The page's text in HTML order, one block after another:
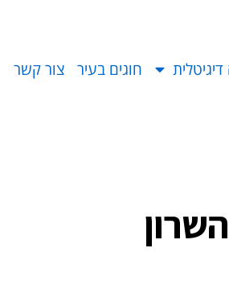
חוגים בעיר צור קשר